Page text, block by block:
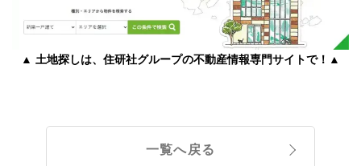
▲ 土地探しは、住研社グループの不動産情報専門サイトで！▲
一覧へ戻る